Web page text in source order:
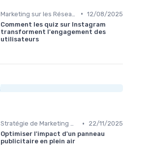
• 12/08/2025
Comment les quiz sur Instagram
transforment l'engagement des
utilisateurs
Stratégie de Marketing Digital •
22/11/2025
Optimiser l'impact d'un panneau
publicitaire en plein air